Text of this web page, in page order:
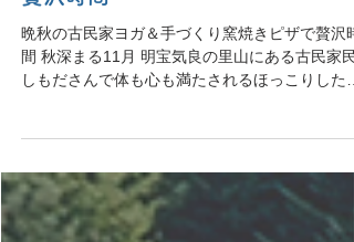
《SORAYOGA 里山企画》晩秋の
古民家ヨガ＆手づくり窯焼きピザ
晩秋の古民家ヨガ＆手づくり窯焼きピザで贅沢時
しもださんで体も心も満たされるほっこりした時
間を過ごしませんか？ 里山の秋の風を感じなが
ら、ゆったりしたヨガをおこないます。 丸太テ